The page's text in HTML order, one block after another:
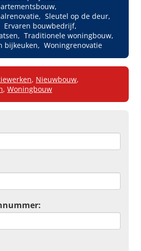
Sleutel op de deur
Ervaren bouwbedrijf
Traditionele woningbouw
bijkeuken
Woningrenovatie
, Nieuwbouw,
, Woningbouw